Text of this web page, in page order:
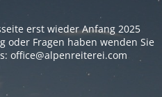
erst wieder Anfang 2025
oder Fragen haben wenden Sie
office@alpenreiterei.com